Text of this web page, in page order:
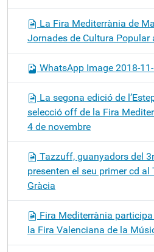
La Fira Mediterrània de
Jornades de Cultura Popular
WhatsApp Image 2018-
La segona edició de
selecció off de la Fira
4 de novembre
Tazzuff, guanyadors del
presenten el seu primer cd
Gràcia
Fira Mediterrània
la Fira Valenciana de la